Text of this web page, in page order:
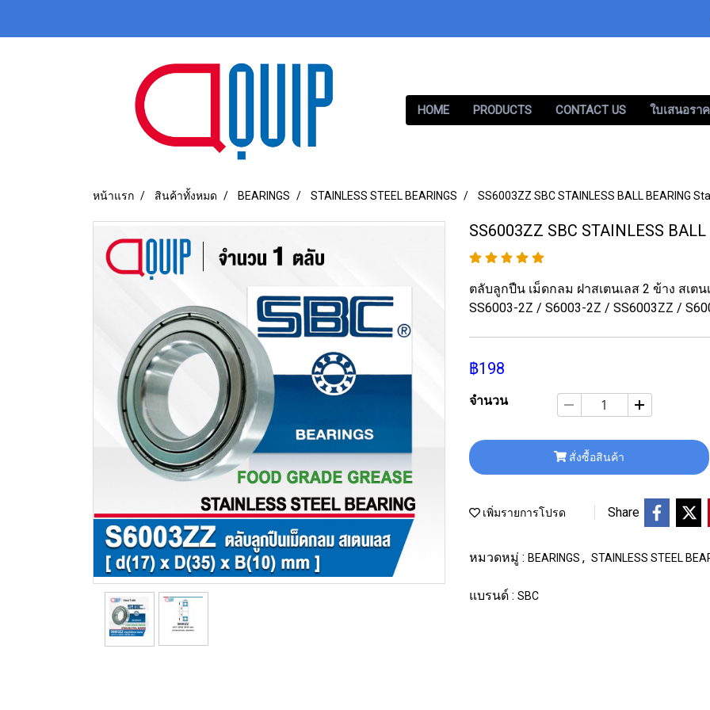
HOME PRODUCTS CONTACT US ใบเสนอรา
หน้าแรก สินค้าทั้งหมด BEARINGS STAINLESS STEEL BEARINGS SS6003ZZ SBC STAINLESS BALL BEARING
SS6003ZZ SBC STAINLESS
ตลับลูกปืน เม็ดกลม ฝาสเตนเลส 2 ข้าง สเ
SS6003-2Z / S6003-2Z / SS6003ZZ /
฿198
จำนวน
สั่งซื้อสินค้า
เพิ่มรายการโปรด Share
หมวดหมู่ : BEARINGS , STAINLESS STEEL
แบรนด์ : SBC